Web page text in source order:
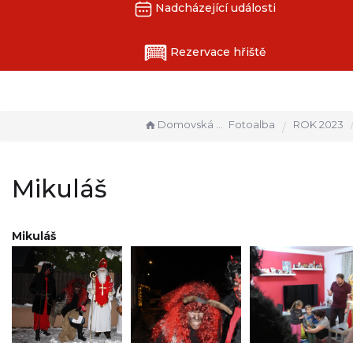
Nadcházející události
Rezervace hřiště
Domovská stránka Fotoalba ROK 2023
Mikuláš
Mikuláš